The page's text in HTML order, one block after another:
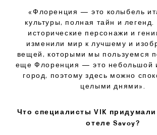
«Флоренция — это колыбель
культуры, полная тайн и
исторические персонажи и
изменили мир к лучшему и
вещей, которыми мы пользуемся
еще Флоренция — это небольшой
город, поэтому здесь можно
целыми днями».
Что специалисты VIK
отеле Savoy?